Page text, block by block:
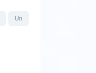
Un